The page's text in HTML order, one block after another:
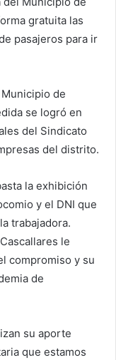
gratuita las
pasajeros para ir
de
se logró en
del Sindicato
del distrito.
la exhibición
y el DNI que
trabajadora.
le
compromiso y su
de
su aporte
que estamos